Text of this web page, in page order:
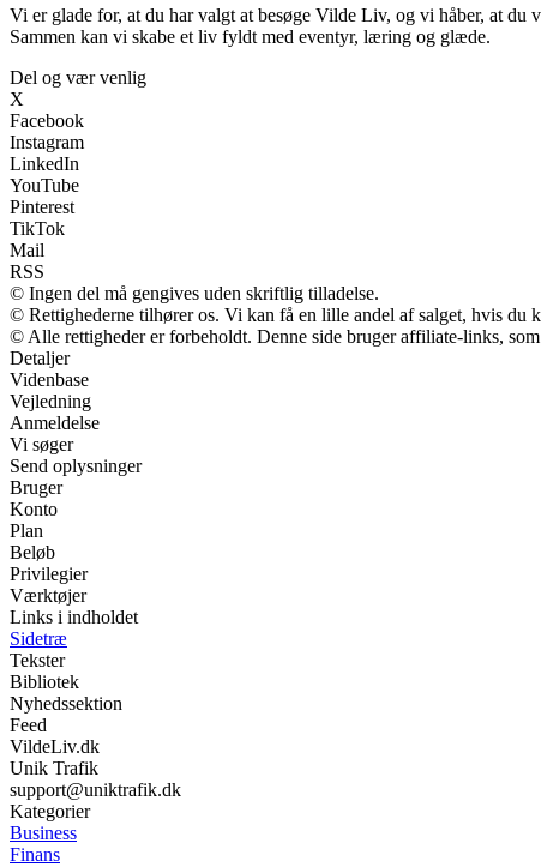
Vi er glade for, at du har valgt at besøge Vilde Liv, og vi håber, at
Sammen kan vi skabe et liv fyldt med eventyr, læring og glæde.
Del og vær venlig
X
Facebook
Instagram
LinkedIn
YouTube
Pinterest
TikTok
Mail
RSS
© Ingen del må gengives uden skriftlig tilladelse.
© Rettighederne tilhører os. Vi kan få en lille andel af salget, hvis du
© Alle rettigheder er forbeholdt. Denne side bruger affiliate-links,
Detaljer
Videnbase
Vejledning
Anmeldelse
Vi søger
Send oplysninger
Bruger
Konto
Plan
Beløb
Privilegier
Værktøjer
Links i indholdet
Sidetræ
Tekster
Bibliotek
Nyhedssektion
Feed
VildeLiv.dk
Unik Trafik
support@uniktrafik.dk
Kategorier
Business
Finans